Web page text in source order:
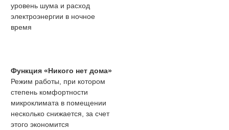
уровень шума и расход
электроэнергии в ночное
время
Функция «Никого нет дома»
Режим работы, при котором
степень комфортности
микроклимата в помещении
несколько снижается, за счет
этого экономится